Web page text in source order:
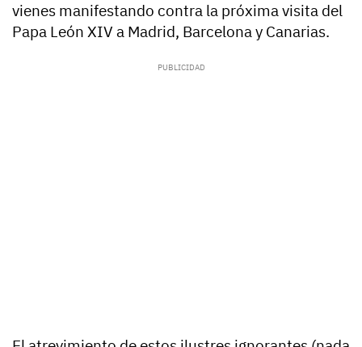
vienes manifestando contra la próxima visita del
Papa León XIV a Madrid, Barcelona y Canarias.